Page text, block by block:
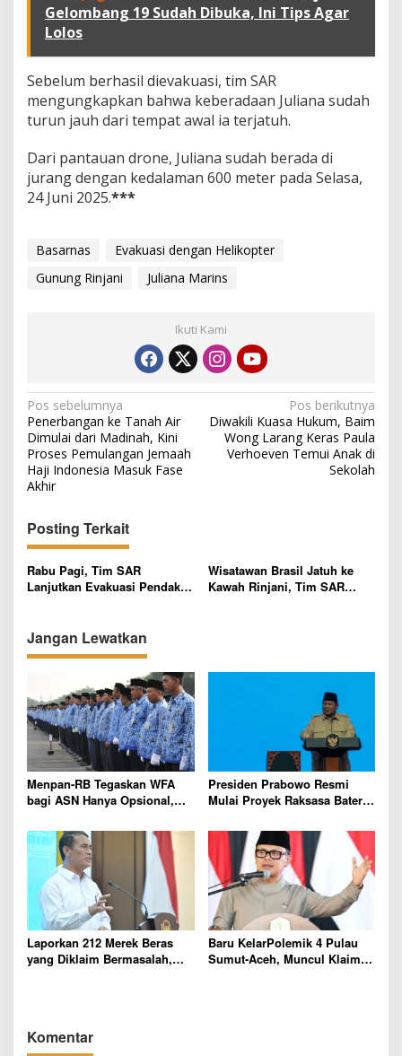
Gelombang 19 Sudah Dibuka, Ini Tips Agar
Lolos
Sebelum berhasil dievakuasi, tim SAR
mengungkapkan bahwa keberadaan Juliana sudah
turun jauh dari tempat awal ia terjatuh.
Dari pantauan drone, Juliana sudah berada di
jurang dengan kedalaman 600 meter pada Selasa,
24 Juni 2025.***
Basarnas
Evakuasi dengan Helikopter
Gunung Rinjani
Juliana Marins
Ikuti Kami
N
a
v
i
a
s
i
o
s
Pos sebelumnya
Penerbangan ke Tanah Air
Dimulai dari Madinah, Kini
Proses Pemulangan Jemaah
Haji Indonesia Masuk Fase
Akhir
Pos berikutnya
Diwakili Kuasa Hukum, Baim
Wong Larang Keras Paula
Verhoeven Temui Anak di
Sekolah
Posting Terkait
Rabu Pagi, Tim SAR
Lanjutkan Evakuasi Pendaki
Wisatawan Brasil Jatuh ke
Kawah Rinjani, Tim SAR
Jangan Lewatkan
Menpan-RB Tegaskan WFA
bagi ASN Hanya Opsional,
Presiden Prabowo Resmi
Mulai Proyek Raksasa Baterai
Rp95,5 Triliun
Laporkan 212 Merek Beras
yang Diklaim Bermasalah,
Baru KelarPolemik 4 Pulau
Sumut-Aceh, Muncul Klaim
Komentar